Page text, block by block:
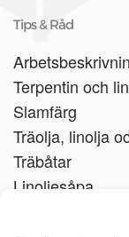
Tips & Råd
Terpentin och
Slamfärg
Träolja, linolja
Träbåtar
Linoljesåpa